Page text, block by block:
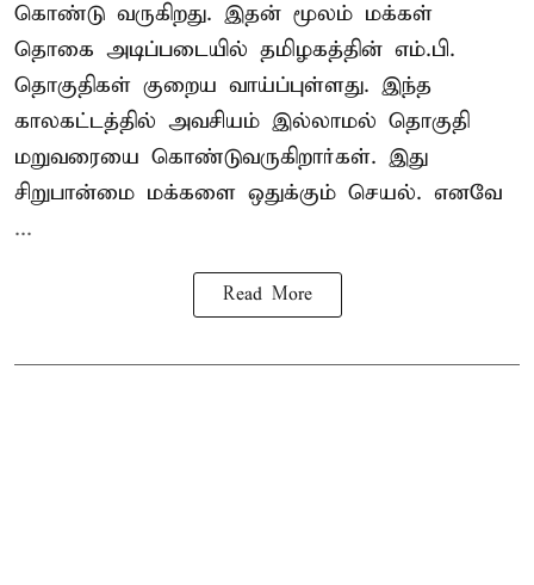
கொண்டு வருகிறது. இதன் மூலம் மக்கள்
தொகை அடிப்படையில் தமிழகத்தின் எம்.பி.
தொகுதிகள் குறைய வாய்ப்புள்ளது. இந்த
காலகட்டத்தில் அவசியம் இல்லாமல் தொகுதி
மறுவரையை கொண்டுவருகிறார்கள். இது
சிறுபான்மை மக்களை ஒதுக்கும் செயல். எனவே
...
Read More